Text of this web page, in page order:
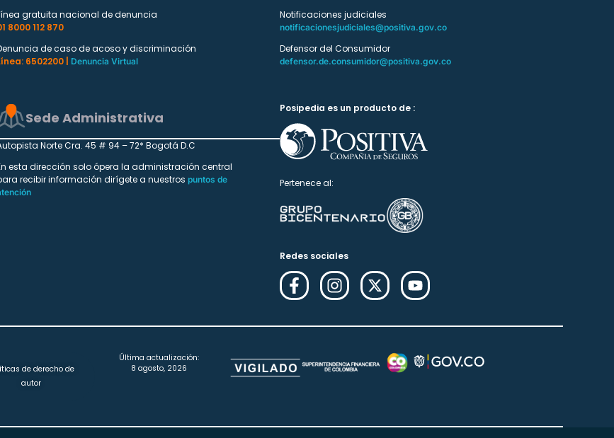
gratuita nacional de denuncia
8000 112 870
de caso de acoso y discriminación
6502200 |
Denuncia Virtual
Notificaciones judiciales
notificacionesjudiciales@positiva.gov.co
Defensor del Consumidor
defensor.de.consumidor@positiva.gov.co
Sede Administrativa
Norte Cra. 45 # 94 – 72* Bogotá D.C
esta dirección solo ópera la administración central
recibir información dirígete a nuestros puntos de
Posipedia es un producto de :
Pertenece al:
Redes sociales
de derecho de
autor
Última actualización:
8 agosto, 2026